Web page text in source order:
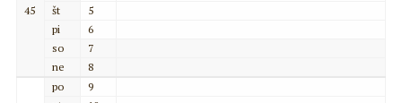
45
št
5
pi
6
so
7
ne
8
po
9